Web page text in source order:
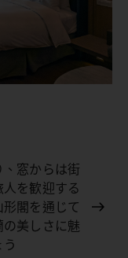
窓からは街
を歓迎する
閣を通じて
美しさに魅